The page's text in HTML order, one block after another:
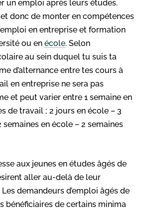
un emploi après leurs études.
donc de monter en compétences
en entreprise et formation
ou en école. Selon
au sein duquel tu suis ta
d’alternance entre tes cours à
en entreprise ne sera pas
et peut varier entre 1 semaine en
de travail ; 2 jours en école – 3
en école – 2 semaines
aux jeunes en études âgés de
aller au-delà de leur
demandeurs d’emploi âgés de
bénéficiaires de certains minima